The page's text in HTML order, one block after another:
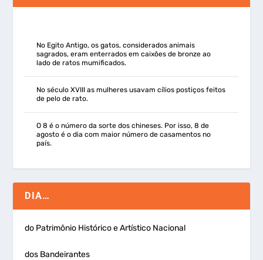
No Egito Antigo, os gatos, considerados animais
sagrados, eram enterrados em caixões de bronze ao
lado de ratos mumificados.
No século XVIII as mulheres usavam cílios postiços feitos
de pelo de rato.
O 8 é o número da sorte dos chineses. Por isso, 8 de
agosto é o dia com maior número de casamentos no
país.
DIA…
do Patrimônio Histórico e Artístico Nacional
dos Bandeirantes